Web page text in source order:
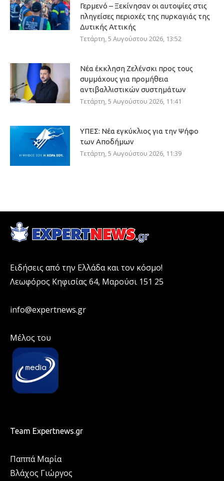
Γερμενό – Ξεκίνησαν οι αυτοψίες στις
πληγείσες περιοχές της πυρκαγιάς της
Δυτικής Αττικής
Τετάρτη, 5 Αυγούστου 2026, 13:52
Νέα έκκληση Ζελένσκι προς τους
συμμάχους για προμήθεια
αντιβαλλιστικών συστημάτων
Τετάρτη, 5 Αυγούστου 2026, 11:41
ΥΠΕΣ: Νέα εγκύκλιος για την Ψήφο
των Αποδήμων
Τετάρτη, 5 Αυγούστου 2026, 11:39
Ειδήσεις από την Ελλάδα και τον κόσμο!
Λεωφόρος Κηφισίας 64, Μαρούσι 151 25
info@expertnews.gr
Μέλος του
Team Expertnews.gr
Παππά Μαρία
Βλάχος Γιώργος